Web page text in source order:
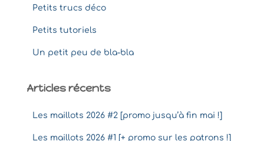
Petits trucs déco
Petits tutoriels
Un petit peu de bla-bla
Articles récents
Les maillots 2026 #2 [promo jusqu’à fin mai !]
Les maillots 2026 #1 [+ promo sur les patrons !]